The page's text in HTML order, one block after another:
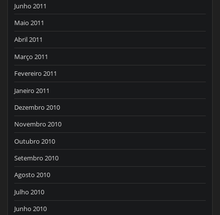
Junho 2011
Maio 2011
Abril 2011
Março 2011
Fevereiro 2011
Janeiro 2011
Dezembro 2010
Novembro 2010
Outubro 2010
Setembro 2010
Agosto 2010
Julho 2010
Junho 2010